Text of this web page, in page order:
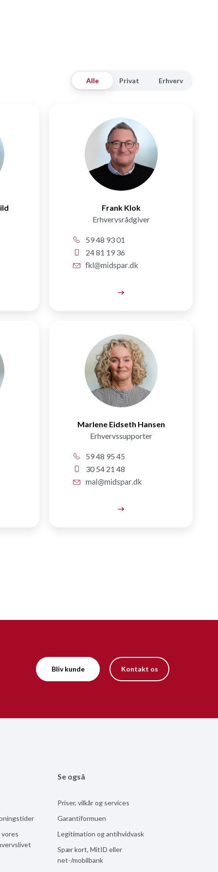
Alle Privat Erhverv
Frank Klok
Erhvervsrådgiver
59 48 93 01
24 81 19 36
Marlene Eidseth Hansen
Erhvervssupporter
59 48 95 45
30 54 21 48
Bliv kunde Kontakt os
Se også
Priser, vilkår og services
Garantiformuen
Legitimation og antihvidvask
Spær kort, MitID eller
net-/mobilbank